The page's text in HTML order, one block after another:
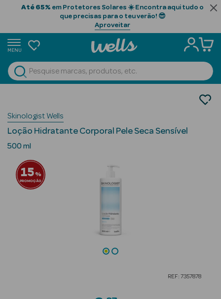
Até 65% em Protetores Solares ☀️ Encontra aqui tudo o
que precisas para o teu verão! 😎
Aproveitar
MENU
Ver Tudo
Beauty Season
Cabelo
Profissional
Beauty Season
Cosmética
Hidratantes
Skinologist Wells
Loção Hidratante Corporal Pele Seca Sensível
500 ml
15%
PROMOÇÃO
REF: 7357878